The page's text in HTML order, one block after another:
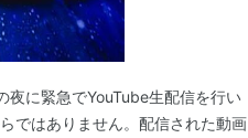
夜に緊急でYouTube生配信を行い
ではありません。配信された動画